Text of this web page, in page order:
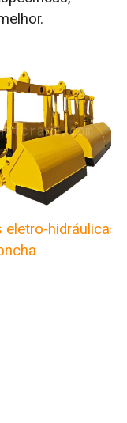
eletro-hidráulicas